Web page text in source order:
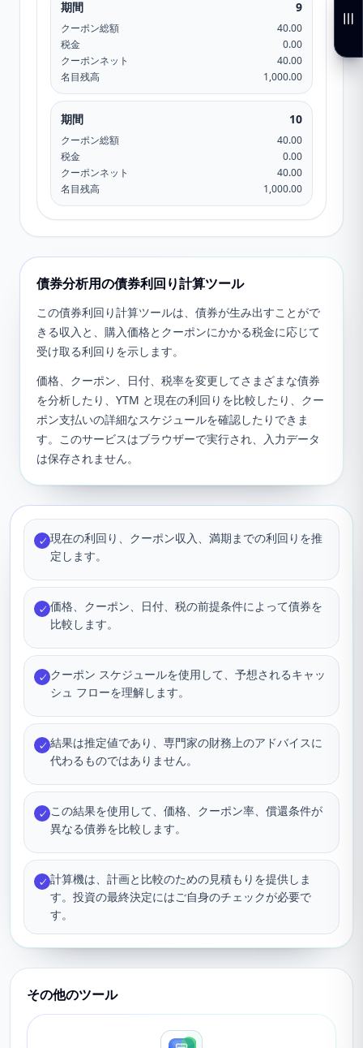
期間 9
クーポン総額
40.00
税金
0.00
クーポンネット
40.00
名目残高
1,000.00
期間 10
クーポン総額
40.00
税金
0.00
クーポンネット
40.00
名目残高
1,000.00
債券分析用の債券利回り計算ツール
この債券利回り計算ツールは、債券が生み出すことがで
きる収入と、購入価格とクーポンにかかる税金に応じて
受け取る利回りを示します。
価格、クーポン、日付、税率を変更してさまざまな債券
を分析したり、YTM と現在の利回りを比較したり、クー
ポン支払いの詳細なスケジュールを確認したりできま
す。このサービスはブラウザーで実行され、入力データ
は保存されません。
✓ 現在の利回り、クーポン収入、満期までの利回りを推
定します。
✓ 価格、クーポン、日付、税の前提条件によって債券を
比較します。
✓ クーポン スケジュールを使用して、予想されるキャッ
シュ フローを理解します。
✓ 結果は推定値であり、専門家の財務上のアドバイスに
代わるものではありません。
✓ この結果を使用して、価格、クーポン率、償還条件が
異なる債券を比較します。
✓ 計算機は、計画と比較のための見積もりを提供しま
す。投資の最終決定にはご自身のチェックが必要で
す。
その他のツール